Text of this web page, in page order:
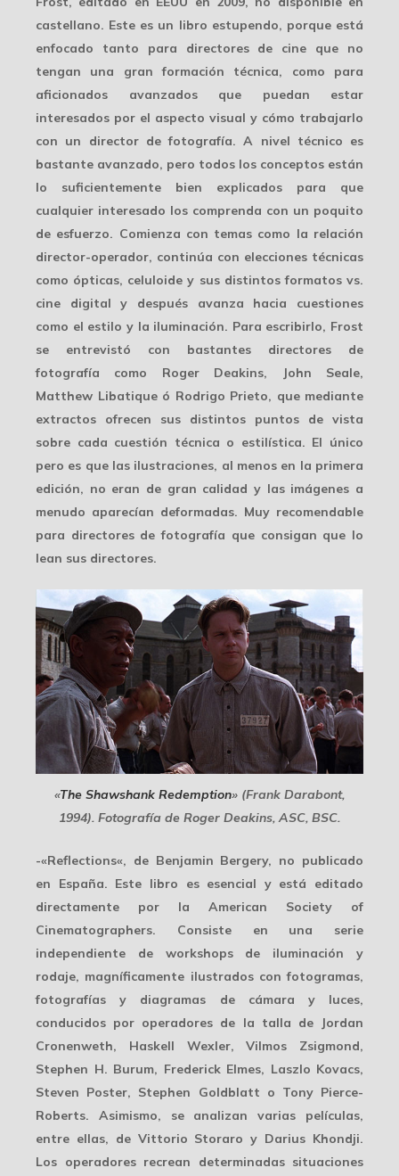
castellano. Este es un libro estupendo, porque está
enfocado tanto para directores de cine que no
tengan una gran formación técnica, como para
aficionados avanzados que puedan estar
interesados por el aspecto visual y cómo trabajarlo
con un director de fotografía. A nivel técnico es
bastante avanzado, pero todos los conceptos están
lo suficientemente bien explicados para que
cualquier interesado los comprenda con un poquito
de esfuerzo. Comienza con temas como la relación
director-operador, continúa con elecciones técnicas
como ópticas, celuloide y sus distintos formatos vs.
cine digital y después avanza hacia cuestiones
como el estilo y la iluminación. Para escribirlo, Frost
se entrevistó con bastantes directores de
fotografía como Roger Deakins, John Seale,
Matthew Libatique ó Rodrigo Prieto, que mediante
extractos ofrecen sus distintos puntos de vista
sobre cada cuestión técnica o estilística. El único
pero es que las ilustraciones, al menos en la primera
edición, no eran de gran calidad y las imágenes a
menudo aparecían deformadas. Muy recomendable
para directores de fotografía que consigan que lo
lean sus directores.
«The Shawshank Redemption» (Frank Darabont,
1994). Fotografía de Roger Deakins, ASC, BSC.
-«Reflections«, de Benjamin Bergery, no publicado
en España. Este libro es esencial y está editado
directamente por la American Society of
Cinematographers. Consiste en una serie
independiente de workshops de iluminación y
rodaje, magníficamente ilustrados con fotogramas,
fotografías y diagramas de cámara y luces,
conducidos por operadores de la talla de Jordan
Cronenweth, Haskell Wexler, Vilmos Zsigmond,
Stephen H. Burum, Frederick Elmes, Laszlo Kovacs,
Steven Poster, Stephen Goldblatt o Tony Pierce-
Roberts. Asimismo, se analizan varias películas,
entre ellas, de Vittorio Storaro y Darius Khondji.
Los operadores recrean determinadas situaciones